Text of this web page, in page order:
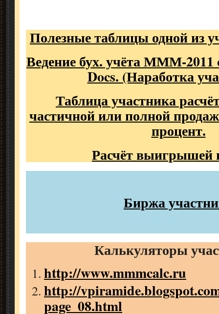
Полезные таблицы одной из
Ведение бух. учёта МММ-
Docs. (Наработка
Таблица участника
частичной или полной
процент.
Расчёт
Биржа
Калькуляторы
http://www.mmmcalc.ru
http://
page_08.html